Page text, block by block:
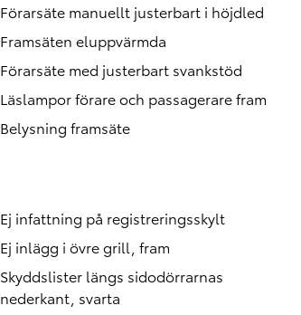
Förarsäte manuellt justerbart i höjdled
Framsäten eluppvärmda
Förarsäte med justerbart svankstöd
Läslampor förare och passagerare fram
Belysning framsäte
Ej infattning på registreringsskylt
Ej inlägg i övre grill, fram
Skyddslister längs sidodörrarnas
nederkant, svarta